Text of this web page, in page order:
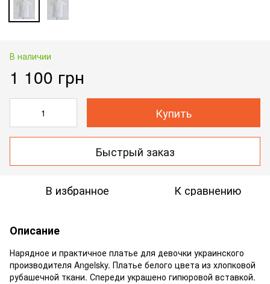
В наличии
1 100 грн
Купить
Быстрый заказ
В избранное К сравнению
Описание
Нарядное и практичное платье для девочки украинского
производителя Angelsky. Платье белого цвета из хлопковой
рубашечной ткани. Спереди украшено гипюровой вставкой.